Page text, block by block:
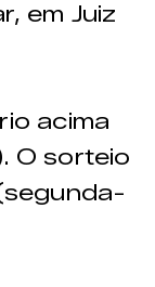
em Juiz
acima
O sorteio